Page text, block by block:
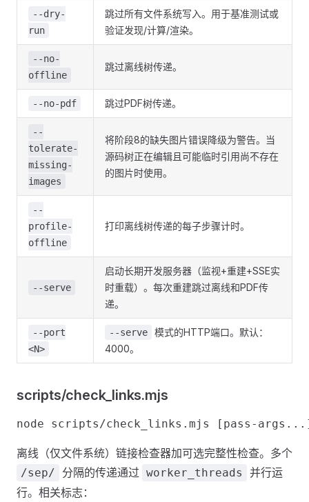
--dry-
run
跳过所有文件系统写入。用于基准测试或
验证发现/计算/渲染。
--no-
offline
跳过离线树传递。
--no-pdf 跳过PDF树传递。
--
tolerate-
missing-
images
将阶段8的缺失图片错误降级为警告。当
源码树正在编辑且可能临时引用尚不存在
的图片时使用。
--
profile-
offline
打印离线树传递的每子步骤计时。
--serve
启动长期开发服务器（监视+重建+SSE实
时重载）。每次重建跳过离线和PDF传
递。
--port
<N>
--serve
模式的HTTP端口。默认：
4000。
scripts/check_links.mjs
离线（仅文件系统）链接检查器加可选完整性检查。多个
/sep/ 分隔的传递通过 worker_threads
并行运
行。相关标志：